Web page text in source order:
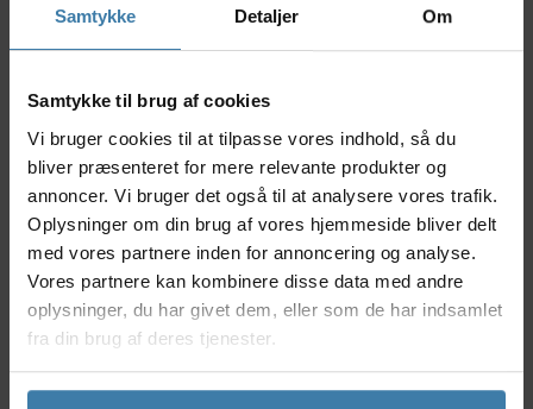
Samtykke Detaljer Om
Samtykke til brug af cookies
Vi bruger cookies til at tilpasse vores indhold, så du
bliver præsenteret for mere relevante produkter og
annoncer. Vi bruger det også til at analysere vores trafik.
Oplysninger om din brug af vores hjemmeside bliver delt
med vores partnere inden for annoncering og analyse.
Vores partnere kan kombinere disse data med andre
oplysninger, du har givet dem, eller som de har indsamlet
fra din brug af deres tjenester.
kan tåle at blive vasket i opvaskemaskinen. Flasken
er med skruelåg hvilket gør den betydelig mere tæt
end mange andre flasker. Desuden har flasken en
bide tud, som gør det let under træning, at få noget
at drikke. Flasken er gennemsigtig med High5 logo.
Anvendelse
Alle High5 flasker lever op til Fødevarestyrelsens
krav til "Materialer og genstande". Flasken er med
bidetud, dette gør det lettere når du skal have noget
at drikke under træning.
Specifikationer